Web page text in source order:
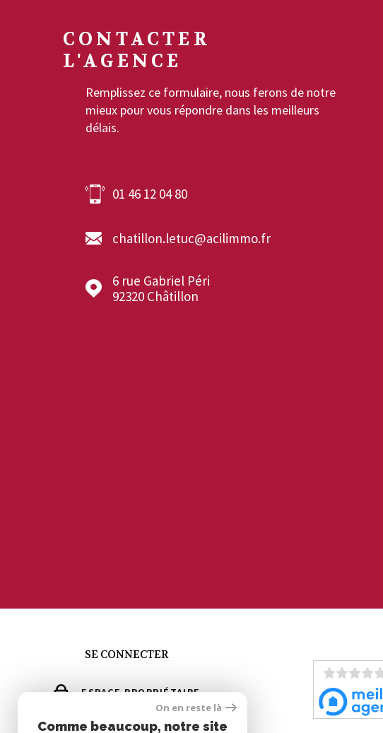
CONTACTER
L'AGENCE
Remplissez ce formulaire, nous ferons de notre
mieux pour vous répondre dans les meilleurs
délais.
01 46 12 04 80
chatillon.letuc@acilimmo.fr
6 rue Gabriel Péri
92320
Châtillon
SE CONNECTER
ESPACE PROPRIÉTAIRE
GÉRER MES ALERTES
On en reste là
Comme beaucoup, notre site